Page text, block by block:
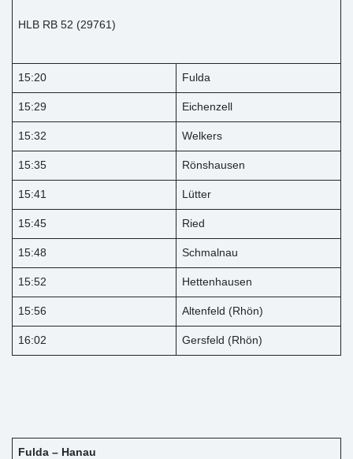
HLB RB 52 (29761)
15:20 Fulda
15:29 Eichenzell
15:32 Welkers
15:35 Rönshausen
15:41 Lütter
15:45 Ried
15:48 Schmalnau
15:52 Hettenhausen
15:56 Altenfeld (Rhön)
16:02 Gersfeld (Rhön)
Fulda – Hanau